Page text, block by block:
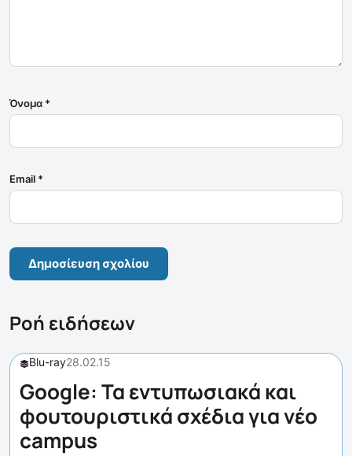
Όνομα *
Email *
Ροή ειδήσεων
Blu-ray28.02.15
Google: Τα εντυπωσιακά και
φουτουριστικά σχέδια για νέο
campus